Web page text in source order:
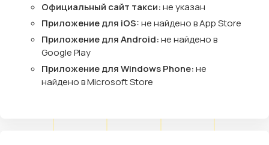
Официальный сайт такси:не указан
Приложение для iOS:не найдено в App Store
Приложение для Android:не найдено в
Google Play
Приложение для Windows Phone:не
найдено в Microsoft Store